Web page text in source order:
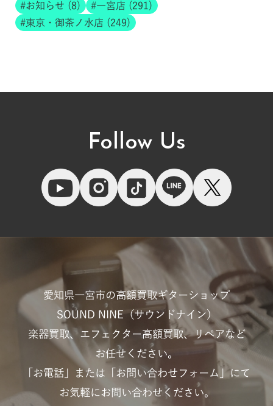
お知らせ (8)
一宮店 (291)
東京・御茶ノ水店 (249)
Follow Us
愛知県一宮市の高額買取ギターショップ
SOUND NINE（サウンドナイン）
楽器買取、エフェクター高額買取、リペアなど
お任せください。
「お電話」または「お問い合わせフォーム」にて
お気軽にお問い合わせください。